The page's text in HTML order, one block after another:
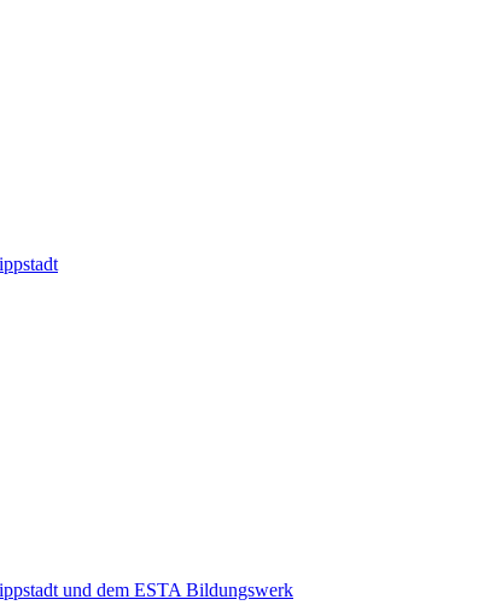
und dem ESTA Bildungswerk